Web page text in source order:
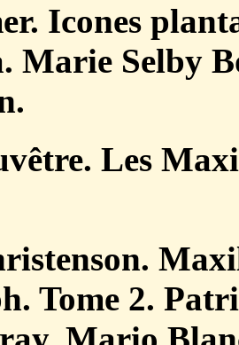
Icones
Marie Selby
Les
Tome 2.